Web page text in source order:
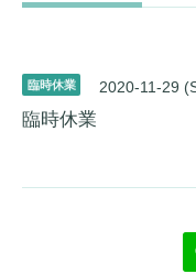
臨時休業 2020-11-29
臨時休業